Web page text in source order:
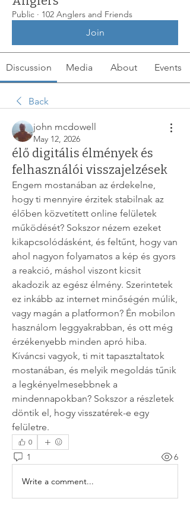
Public · 102 Anglers and Friends
Join
Discussion Media About Events
Back
john mcdowell
May 12, 2026
élő digitális élmények és
felhasználói visszajelzések
Engem mostanában az érdekelne,
hogy ti mennyire érzitek stabilnak az
élőben közvetített online felületek
működését? Sokszor nézem ezeket
kikapcsolódásként, és feltűnt, hogy van
ahol nagyon folyamatos a kép és gyors
a reakció, máshol viszont kicsit
akadozik az egész élmény. Szerintetek
ez inkább az internet minőségén múlik,
vagy magán a platformon? Én mobilon
használom leggyakrabban, és ott még
érzékenyebb minden apró hiba.
Kíváncsi vagyok, ti mit tapasztaltatok
mostanában, és melyik megoldás tűnik
a legkényelmesebbnek a
mindennapokban? Sokszor a részletek
döntik el, hogy visszatérek-e egy
felületre.
0
1 6
Write a comment...